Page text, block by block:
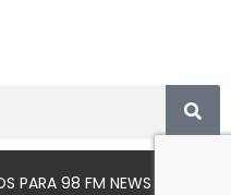
PARA 98 FM NEWS © 2023